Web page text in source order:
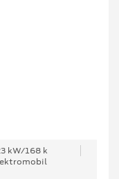
kW/168 k